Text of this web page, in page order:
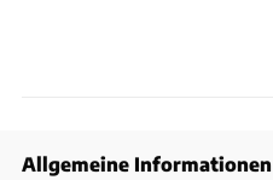
Allgemeine Informationen